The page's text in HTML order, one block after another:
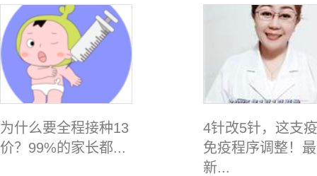
为什么要全程接种13
价？99%的家长都...
4针改5针，这支
免疫程序调整！最
新...